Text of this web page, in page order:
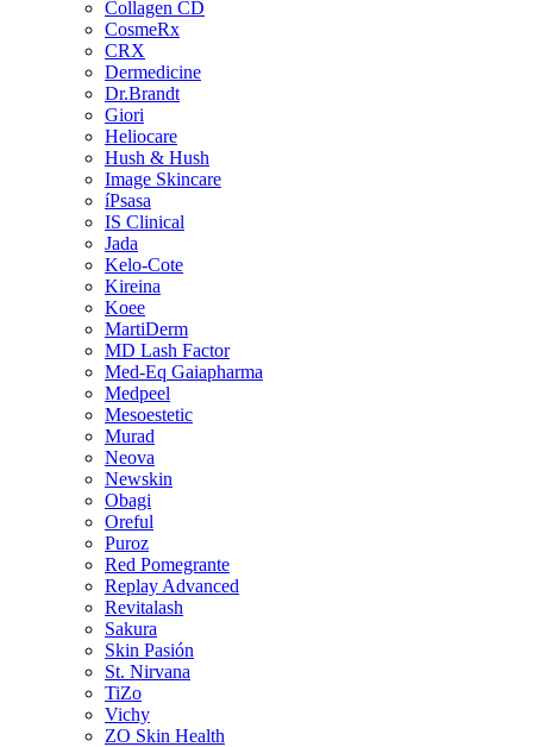
Collagen CD
CosmeRx
CRX
Dermedicine
Dr.Brandt
Giori
Heliocare
Hush & Hush
Image Skincare
íPsasa
IS Clinical
Jada
Kelo-Cote
Kireina
Koee
MartiDerm
MD Lash Factor
Med-Eq Gaiapharma
Medpeel
Mesoestetic
Murad
Neova
Newskin
Obagi
Oreful
Puroz
Red Pomegrante
Replay Advanced
Revitalash
Sakura
Skin Pasión
St. Nirvana
TiZo
Vichy
ZO Skin Health